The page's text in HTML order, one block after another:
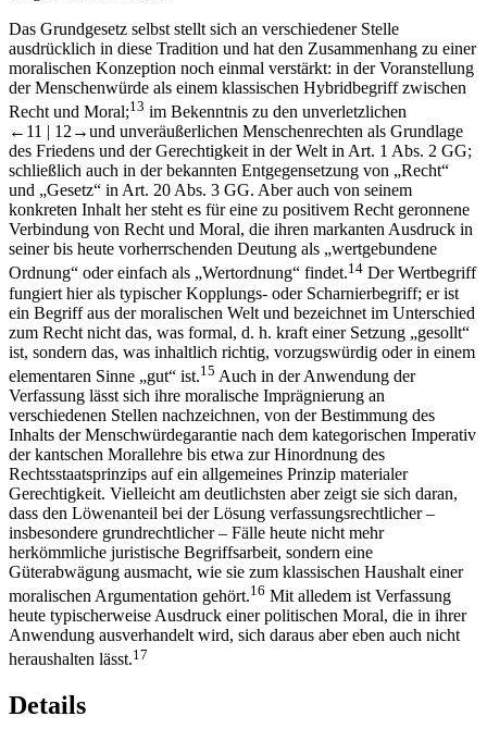
Das Grundgesetz selbst stellt sich an verschiedener Stelle
ausdrücklich in diese Tradition und hat den Zusammenhang zu einer
moralischen Konzeption noch einmal verstärkt: in der Voranstellung
der Menschenwürde als einem klassischen Hybridbegriff zwischen
Recht und Moral;13 im Bekenntnis zu den unverletzlichen
←11 | 12→und unveräußerlichen Menschenrechten als Grundlage
des Friedens und der Gerechtigkeit in der Welt in Art. 1 Abs. 2 GG;
schließlich auch in der bekannten Entgegensetzung von „Recht“
und „Gesetz“ in Art. 20 Abs. 3 GG. Aber auch von seinem
konkreten Inhalt her steht es für eine zu positivem Recht geronnene
Verbindung von Recht und Moral, die ihren markanten Ausdruck in
seiner bis heute vorherrschenden Deutung als „wertgebundene
Ordnung“ oder einfach als „Wertordnung“ findet.14 Der Wertbegriff
fungiert hier als typischer Kopplungs- oder Scharnierbegriff; er ist
ein Begriff aus der moralischen Welt und bezeichnet im Unterschied
zum Recht nicht das, was formal, d. h. kraft einer Setzung „gesollt“
ist, sondern das, was inhaltlich richtig, vorzugswürdig oder in einem
elementaren Sinne „gut“ ist.15 Auch in der Anwendung der
Verfassung lässt sich ihre moralische Imprägnierung an
verschiedenen Stellen nachzeichnen, von der Bestimmung des
Inhalts der Menschwürdegarantie nach dem kategorischen Imperativ
der kantschen Morallehre bis etwa zur Hinordnung des
Rechtsstaatsprinzips auf ein allgemeines Prinzip materialer
Gerechtigkeit. Vielleicht am deutlichsten aber zeigt sie sich daran,
dass den Löwenanteil bei der Lösung verfassungsrechtlicher –
insbesondere grundrechtlicher – Fälle heute nicht mehr
herkömmliche juristische Begriffsarbeit, sondern eine
Güterabwägung ausmacht, wie sie zum klassischen Haushalt einer
moralischen Argumentation gehört.16 Mit alledem ist Verfassung
heute typischerweise Ausdruck einer politischen Moral, die in ihrer
Anwendung ausverhandelt wird, sich daraus aber eben auch nicht
heraushalten lässt.17
Details